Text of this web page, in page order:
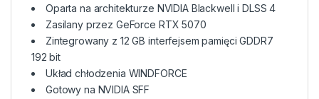
Oparta na architekturze NVIDIA Blackwell i DLSS 4
Zasilany przez GeForce RTX 5070
Zintegrowany z 12 GB interfejsem pamięci GDDR7
192 bit
Układ chłodzenia WINDFORCE
Gotowy na NVIDIA SFF